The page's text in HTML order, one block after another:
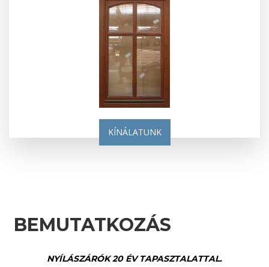
KÍNÁLATUNK
BEMUTATKOZÁS
NYÍLÁSZÁRÓK 20 ÉV TAPASZTALATTAL.